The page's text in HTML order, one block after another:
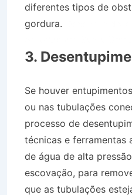
diferentes tipos de
gordura.
3.
Se houver
ou nas tubulações
processo de
técnicas e ferramentas
de água de alta
escovação, para
que as tubulações